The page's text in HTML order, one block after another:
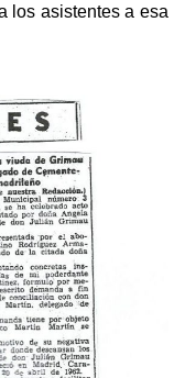
los asistentes a esa